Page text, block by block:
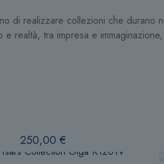
di realizzare collezioni che durano
realtà, tra impresa e
250,00 €